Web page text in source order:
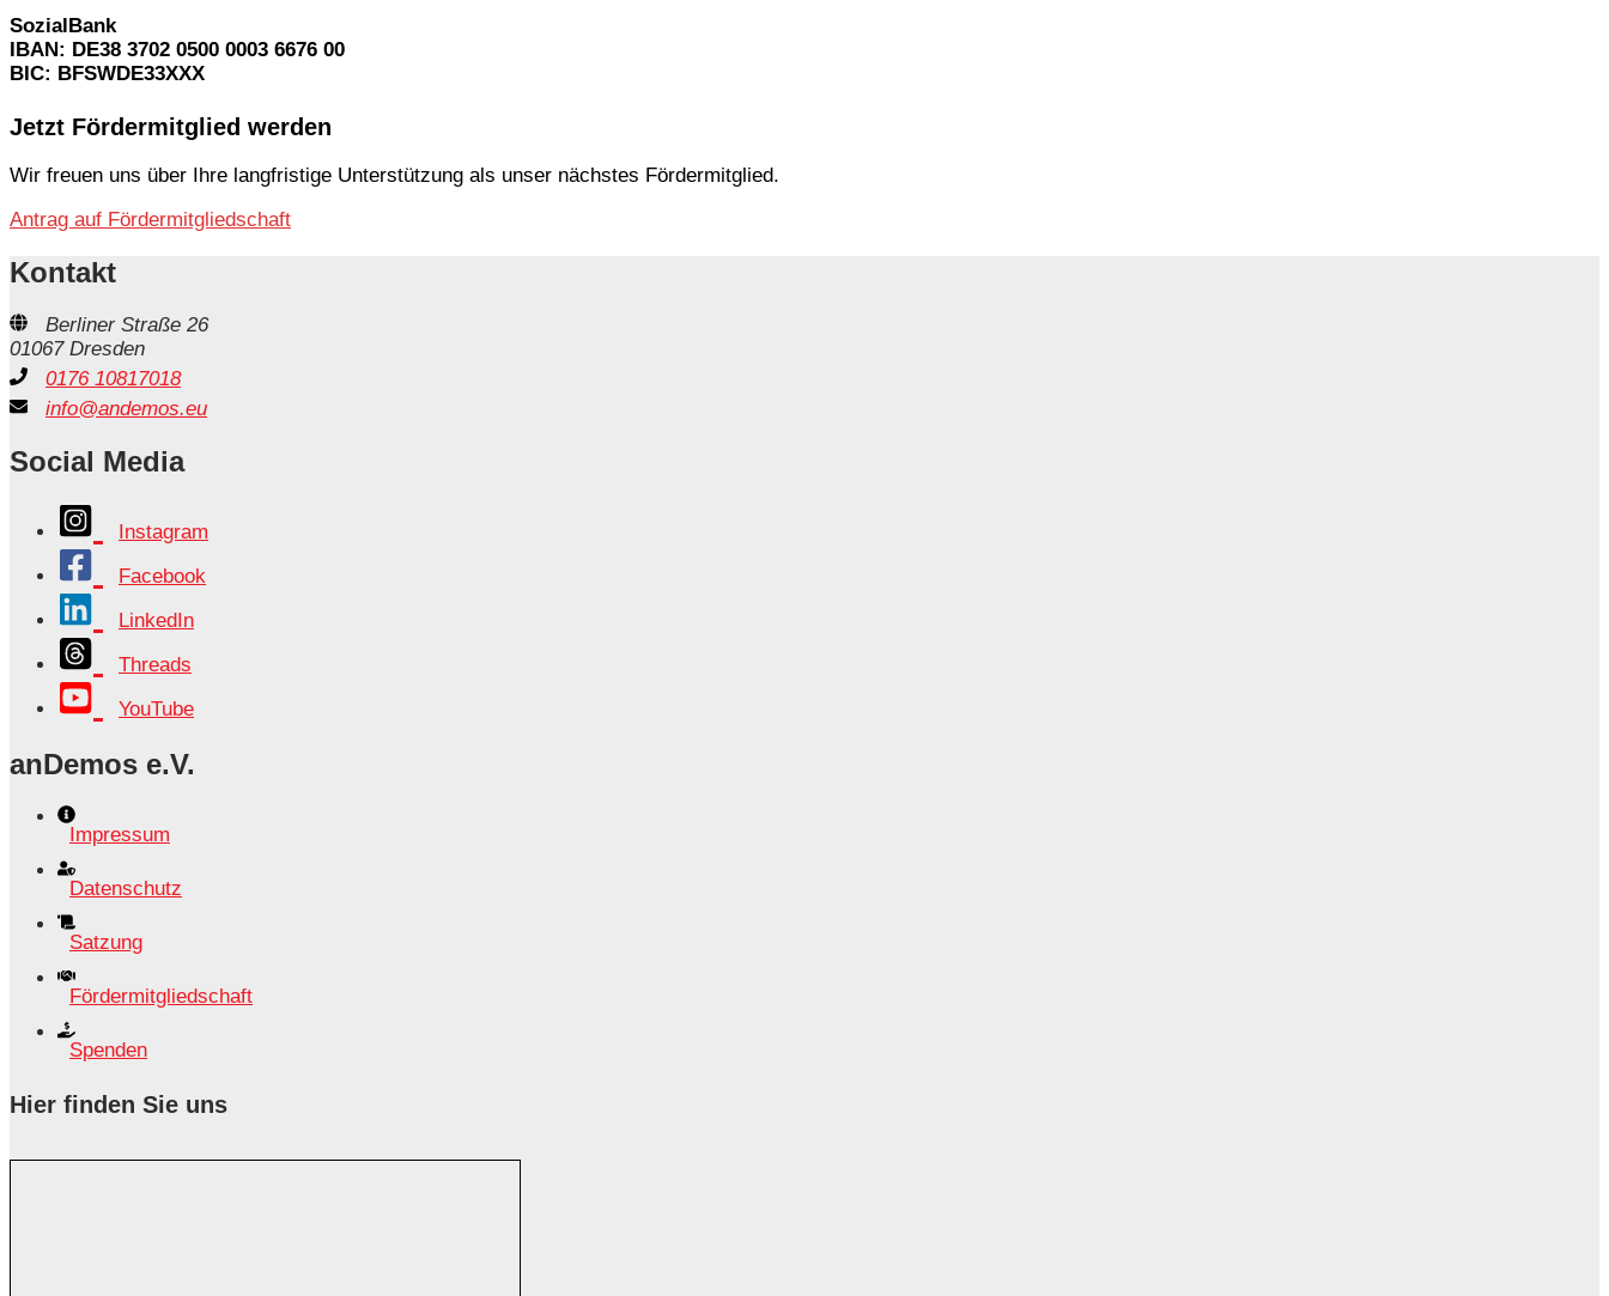
SozialBank
IBAN: DE38 3702 0500 0003 6676 00
BIC: BFSWDE33XXX
Jetzt Fördermitglied werden
Wir freuen uns über Ihre langfristige Unterstützung als unser nächstes Fördermitglied.
Antrag auf Fördermitgliedschaft
Kontakt
Berliner Straße 26
01067 Dresden
0176 10817018
info@andemos.eu
Social Media
Instagram
Facebook
LinkedIn
Threads
YouTube
anDemos e.V.
Impressum
Datenschutz
Satzung
Fördermitgliedschaft
Spenden
Hier finden Sie uns